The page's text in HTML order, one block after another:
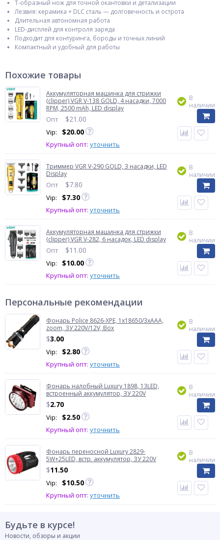
T-образный нож для точной окантовки и детализации
Лезвия: керамика + DLC сталь — долговечность и острота
Длительная автономная работа
LED-дисплей для контроля заряда
Подходит для контуринга, бороды и точных линий
Компактный и удобный для работы
Похожие товары
Аккумуляторная машинка для стрижки
(clipper) VGR V-138 GOLD, 4 насадки, 7000
RPM, 2500 mAh, LED display
Опт $21.00
Vip: $20.00
Крупный опт: уточнить
В
наличии
Триммер VGR V-290 GOLD, 3 насадки, LED
Display
Опт $7.80
Vip: $7.30
Крупный опт: уточнить
В
наличии
Аккумуляторная машинка для стрижки
(clipper) VGR V-282, 6 насадок, LED display
Опт $11.00
Vip: $10.00
Крупный опт: уточнить
В
наличии
Персональные рекомендации
Фонарь Police 8626-XPE, 1х18650/3xAAA,
zoom, ЗУ 220V/12V, Box
$3.00
Vip: $2.80
Крупный опт: уточнить
В
наличии
Фонарь налобный Luxury 1898, 13LED,
встроенный аккумулятор, ЗУ 220V
$2.70
Vip: $2.50
Крупный опт: уточнить
В
наличии
Фонарь переносной Luxury 2829-
5W+25LED, встр. аккумулятор, ЗУ 220V
$11.50
Vip: $10.50
Крупный опт: уточнить
В
наличии
Будьте в курсе!
Новости, обзоры и акции